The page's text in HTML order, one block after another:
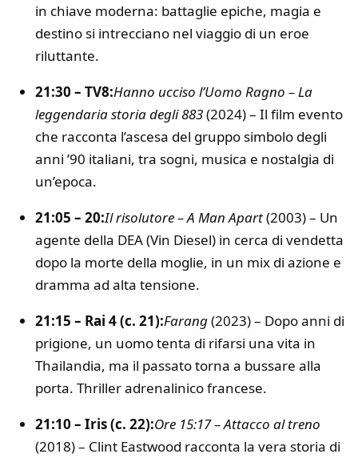
in chiave moderna: battaglie epiche, magia e
destino si intrecciano nel viaggio di un eroe
riluttante.
21:30 – TV8:Hanno ucciso l’Uomo Ragno – La
leggendaria storia degli 883(2024) – Il film evento
che racconta l’ascesa del gruppo simbolo degli
anni ’90 italiani, tra sogni, musica e nostalgia di
un’epoca.
21:05 – 20:Il risolutore – A Man Apart(2003) – Un
agente della DEA (Vin Diesel) in cerca di vendetta
dopo la morte della moglie, in un mix di azione e
dramma ad alta tensione.
21:15 – Rai 4 (c. 21):Farang(2023) – Dopo anni di
prigione, un uomo tenta di rifarsi una vita in
Thailandia, ma il passato torna a bussare alla
porta. Thriller adrenalinico francese.
21:10 – Iris (c. 22):Ore 15:17 – Attacco al treno
(2018) – Clint Eastwood racconta la vera storia di